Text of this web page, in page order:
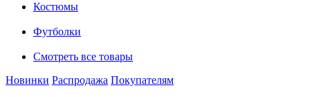
Костюмы
Футболки
Смотреть все товары
Новинки Распродажа Покупателям